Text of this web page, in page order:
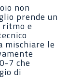
non
prende un
e
mischiare le
7 che
di